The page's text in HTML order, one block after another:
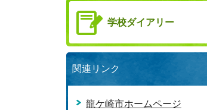
学校ダイアリー
関連リンク
龍ケ崎市ホームページ